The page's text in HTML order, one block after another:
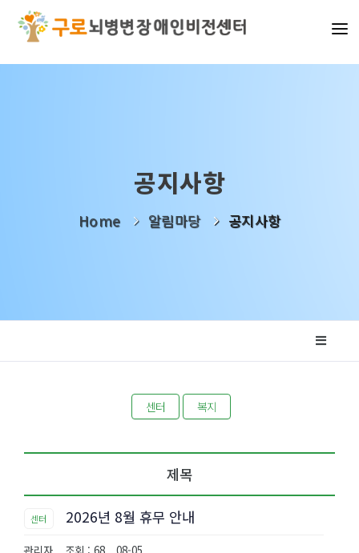
기관소개
공지사항
Home 알림마당 공지사항
센터 복지
제목
센터 2026년 8월 휴무 안내